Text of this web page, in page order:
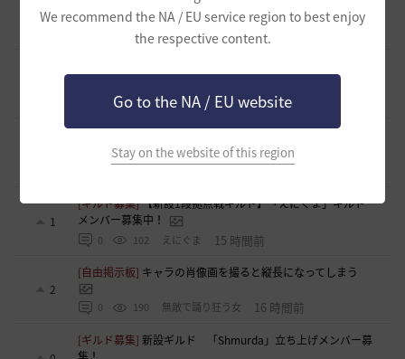
We recommend the NA / EU service region to best enjoy
the respective content.
Go to the NA / EU website
Stay on the website of this region
1
応について
109 浅井ジークフリード配信者
75 きゅんきゅん-日本 12 時間前
ったり自由なギルドです♪
1
[ギルド募集]【新設1段拠点戦ギルド】「えにぐま」ギルド
メンバー募集中！
0 102 えにぐま 15 時間前
2
[自由掲示板] キャラの肖像画を撮ると縦長になってしまう
0 190 無敵で踊り狂う女 16 時間前
[ギルド募集]新設ギルド 「Shmurda」立ち上げメンバー募